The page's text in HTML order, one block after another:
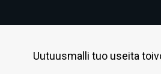
Uutuusmalli tuo useita